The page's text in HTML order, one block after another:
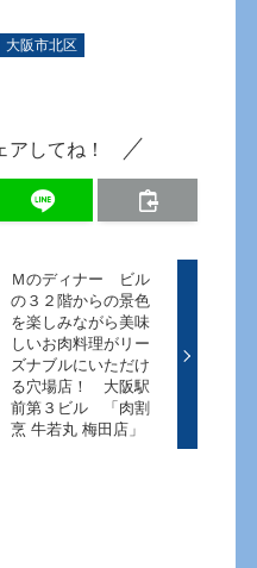
大阪市北区
アしてね！
Ｍのディナー ビル
の３２階からの景色
を楽しみながら美味
しいお肉料理がリー
ズナブルにいただけ
る穴場店！ 大阪駅
前第３ビル 「肉割
烹 牛若丸 梅田店」